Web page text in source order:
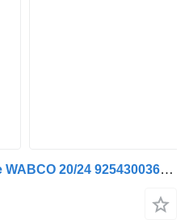
Accumulateur énergétique WABCO 20/24 9254300360 pour tracteur routier Scania 4 P G R T